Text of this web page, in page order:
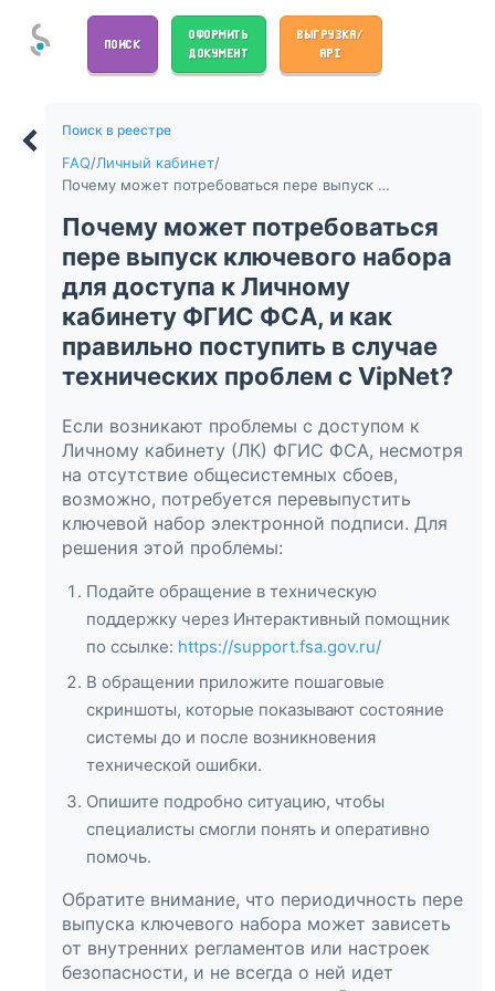
ПОИСК
ОФОРМИТЬ
ДОКУМЕНТ
ВЫГРУЗКА/
API
Поиск в реестре
FAQ/Личный кабинет/
Почему может потребоваться пере выпуск ключевого набора для доступа к Личному кабинету ФГИС ФСА, и как правильно поступить в случае технических проблем с VipNet?
Почему может потребоваться
пере выпуск ключевого набора
для доступа к Личному
кабинету ФГИС ФСА, и как
правильно поступить в случае
технических проблем с VipNet?
Если возникают проблемы с доступом к
Личному кабинету (ЛК) ФГИС ФСА, несмотря
на отсутствие общесистемных сбоев,
возможно, потребуется перевыпустить
ключевой набор электронной подписи. Для
решения этой проблемы:
Подайте обращение в техническую
поддержку через Интерактивный помощник
по ссылке: https://support.fsa.gov.ru/
В обращении приложите пошаговые
скриншоты, которые показывают состояние
системы до и после возникновения
технической ошибки.
Опишите подробно ситуацию, чтобы
специалисты смогли понять и оперативно
помочь.
Обратите внимание, что периодичность пере
выпуска ключевого набора может зависеть
от внутренних регламентов или настроек
безопасности, и не всегда о ней идет